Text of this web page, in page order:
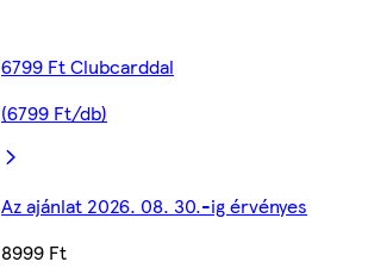
6799 Ft Clubcarddal
(6799 Ft/db)
Az ajánlat 2026. 08. 30.-ig érvényes
8999 Ft